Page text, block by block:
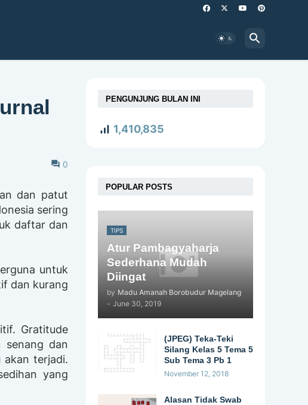
0
dan patut
sering
daftar dan
untuk
dan kurang
Gratitude
senang dan
akan terjadi.
yang
PENGUNJUNG BULAN INI
1,410,835
POPULAR POSTS
TIPS
Atur Pambagyaharja
Sederhana Mudah
Diingat
by Madu Amanah Borobudur Magelang
- June 30, 2019
(JPEG) Teka-Teki
Silang Kelas 5 Tema 5
Sub Tema 3 Pb 1
November 12, 2018
Alasan Tidak Swab